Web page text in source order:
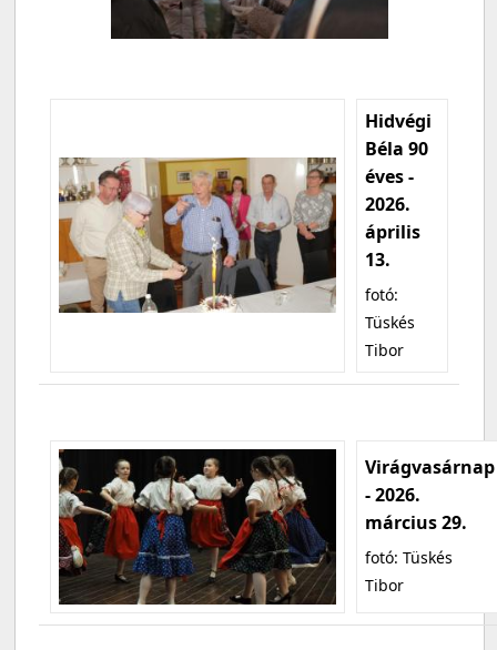
Hidvégi
Béla 90
éves -
2026.
április
13.
fotó:
Tüskés
Tibor
Virágvasárnap
- 2026.
március 29.
fotó: Tüskés
Tibor